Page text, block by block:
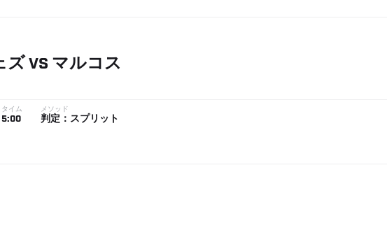
ズ VS マルコス
タイム
5:00
メソッド
判定：スプリット